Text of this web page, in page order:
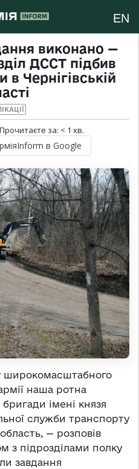
EN
виконано —
ДССТ підбив
в Чернігівській
за: < 1 хв.
в Google
широкомасштабного
наша ротна
імені князя
служби транспорту
— розповів
з підрозділами полку
завдання